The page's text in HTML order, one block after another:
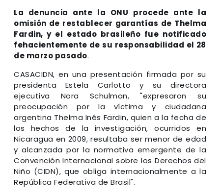
La denuncia ante la ONU procede ante la
omisión de restablecer garantías de Thelma
Fardin, y el estado brasileño fue notificado
fehacientemente de su responsabilidad el 28
de marzo pasado.
CASACIDN, en una presentación firmada por su
presidenta Estela Carlotto y su directora
ejecutiva Nora Schulman, "expresaron su
preocupación por la víctima y ciudadana
argentina Thelma Inés Fardin, quien a la fecha de
los hechos de la investigación, ocurridos en
Nicaragua en 2009, resultaba ser menor de edad
y alcanzada por la normativa emergente de la
Convención Internacional sobre los Derechos del
Niño (CIDN), que obliga internacionalmente a la
República Federativa de Brasil".